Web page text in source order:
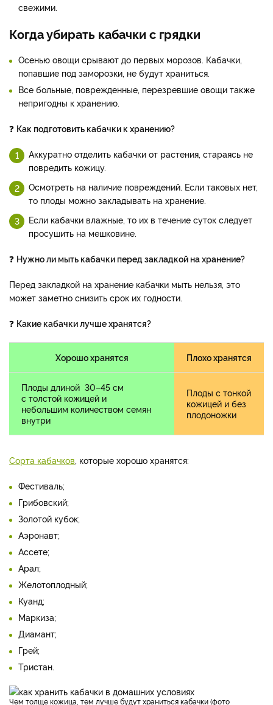
свежими.
Когда убирать кабачки с грядки
Осенью овощи срывают до первых морозов. Кабачки,
попавшие под заморозки, не будут храниться.
Все больные, поврежденные, перезревшие овощи также
непригодны к хранению.
❓ Как подготовить кабачки к хранению?
Аккуратно отделить кабачки от растения, стараясь не
повредить кожицу.
Осмотреть на наличие повреждений. Если таковых нет,
то плоды можно закладывать на хранение.
Если кабачки влажные, то их в течение суток следует
просушить на мешковине.
❓ Нужно ли мыть кабачки перед закладкой на хранение?
Перед закладкой на хранение кабачки мыть нельзя, это
может заметно снизить срок их годности.
❓ Какие кабачки лучше хранятся?
Хорошо хранятся Плохо хранятся
Плоды длиной 30–45 см
с толстой кожицей и
небольшим количеством семян
внутри
Плоды с тонкой
кожицей и без
плодоножки
Сорта кабачков , которые хорошо хранятся:
Фестиваль;
Грибовский;
Золотой кубок;
Аэронавт;
Ассете;
Арал;
Желотоплодный;
Куанд;
Маркиза;
Диамант;
Грей;
Тристан.
Чем толще кожица, тем лучше будут храниться кабачки (фото